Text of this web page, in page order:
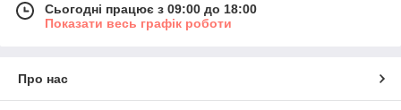
Сьогодні працює з 09:00 до 18:00
Показати весь графік роботи
Про нас